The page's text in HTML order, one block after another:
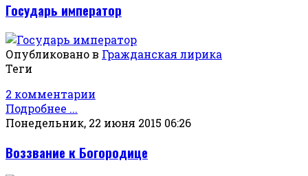
Государь император
Опубликовано в Гражданская лирика
Теги
2 комментарии
Подробнее ...
Понедельник, 22 июня 2015 06:26
Воззвание к Богородице